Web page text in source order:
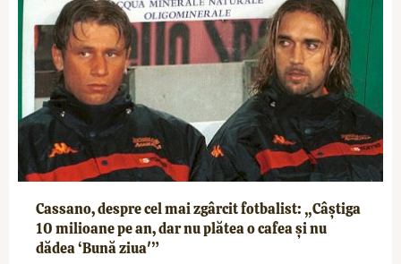
Cassano, despre cel mai zgârcit fotbalist: „Câștiga
10 milioane pe an, dar nu plătea o cafea și nu
dădea ‘Bună ziua'”